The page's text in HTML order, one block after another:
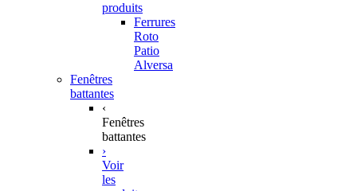
produits
Ferrures
Roto
Patio
Alversa
Fenêtres
battantes
‹
Fenêtres
battantes
›
Voir
les